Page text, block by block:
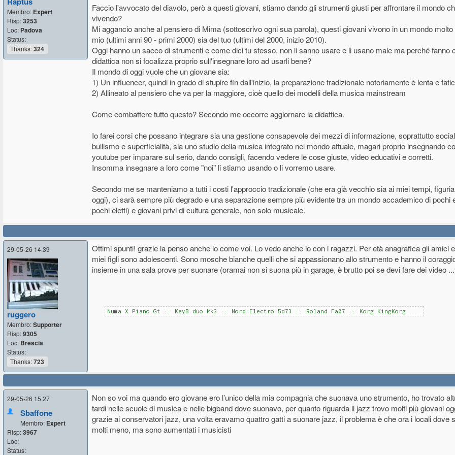
Membro: Expert
Risp:3253
Loc: Padova
Status:
Thanks:324
prendere lezioni da un maestro, senza andare a scuola di musica, niente. Al massimo guardano qualche tutorial su
dolori, la quantità di disinformazione e "insegnamenti" di bassa qualità è soverchiante...). Due esempi:
- in una scuola superiore ho seguito uno di questi progetti per tre anni. Scuola con (credo) un migliaio di studenti, al terzo
la maggior parte dei partecipanti (una ventina, molti piuttosto bravi, qualcuno faceva e fa ancora sul serio) è uscita dal
quarto anno non ho dato io disponibilità. Il quinto anno sì, ma non c'erano più abbastanza ragazzi che suonavano
formare un progetto sensato.
- Altra scuola, credo oltre i mille studenti, quelli che hanno aderito e che seguono un percorso strutturato (cioè che
in uno scuola di musica) sono circa 5. Poi ce ne saranno sicuramente altri che studiano e che non si sono palesati, ma il
possibile, ore e ore passate zitti a studiare sullo strumento e la scuola per molti passava quasi in secondo piano. Ci
una cosa importante. Tanti scelsero il percorso in conservatorio, anch'io, anche se poi non l'ho terminato. L'obiettivo per
neanche necessariamente il professionismo, semplicemente si voleva studiare, diventare il più bravi possibile. Questo
Si accontentano di strimpellare e basta. Del resto gli esempi "musicali" che vanno per la maggiore di certo non ispirano a
Faccio l'avvocato del diavolo, però a questi giovani, stiamo dando gli strumenti giusti per affrontare il mondo
vivendo?
Mi aggancio anche al pensiero di Mima (sottoscrivo ogni sua parola), questi giovani vivono in un mondo
mio (ultimi anni 90 - primi 2000) sia del tuo (ultimi del 2000, inizio 2010).
Oggi hanno un sacco di strumenti e come dici tu stesso, non li sanno usare e li usano male ma perché fanno
didattica non si focalizza proprio sull'insegnare loro ad usarli bene?
Il mondo di oggi vuole che un giovane sia:
1) Un influencer, quindi in grado di stupire fin dall'inizio, la preparazione tradizionale notoriamente è lenta e
2) Allineato al pensiero che va per la maggiore, cioè quello dei modelli della musica mainstream
Come combattere tutto questo? Secondo me occorre aggiornare la didattica.
Io farei corsi che possano integrare sia una gestione consapevole dei mezzi di informazione, soprattutto
bullismo e superficialità, sia uno studio della musica integrato nel mondo attuale, magari proprio insegnando
youtube per imparare sul serio, dando consigli, facendo vedere le cose giuste, video educativi e corretti.
Insomma insegnare a loro come "noi" li stiamo usando o li vorremo usare.
Secondo me se manteniamo a tutti i costi l'approccio tradizionale (che era già vecchio sia ai miei tempi,
oggi), ci sarà sempre più degrado e una separazione sempre più evidente tra un mondo accademico di pochi
pochi eletti) e giovani privi di cultura generale, non solo musicale.
29-05-26 14.39
ruggero
Membro:Supporter
Risp:9305
Loc: Brescia
Status:
Thanks:723
Ottimi spunti! grazie la penso anche io come voi. Lo vedo anche io con i ragazzi. Per età anagrafica gli amici
miei figli sono adolescenti. Sono mosche bianche quelli che si appassionano allo strumento e hanno il
insieme in una sala prove per suonare (oramai non si suona più in garage, è brutto poi se devi fare dei video
Numa X Piano Gt :: KeyB duo Mk3 :: Nord Electro 5d73 :: Roland Fa07 :: Korg KingKorg
29-05-26 15.27
Sbaffone
Membro: Expert
Risp:3967
Loc:
Status:
Non so voi ma quando ero giovane ero l’unico della mia compagnia che suonava uno strumento, ho trovato
tardi nelle scuole di musica e nelle bigband dove suonavo, per quanto riguarda il jazz trovo molti più giovani
grazie ai conservatori jazz, una volta eravamo quattro gatti a suonare jazz, il problema è che ora i locali dove
molti meno, ma sono aumentati i musicisti